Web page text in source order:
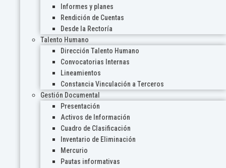
Informes y planes
Rendición de Cuentas
Desde la Rectoría
Talento Humano
Dirección Talento Humano
Convocatorias Internas
Lineamientos
Constancia Vinculación a Terceros
Gestión Documental
Presentación
Activos de Información
Cuadro de Clasificación
Inventario de Eliminación
Mercurio
Pautas informativas